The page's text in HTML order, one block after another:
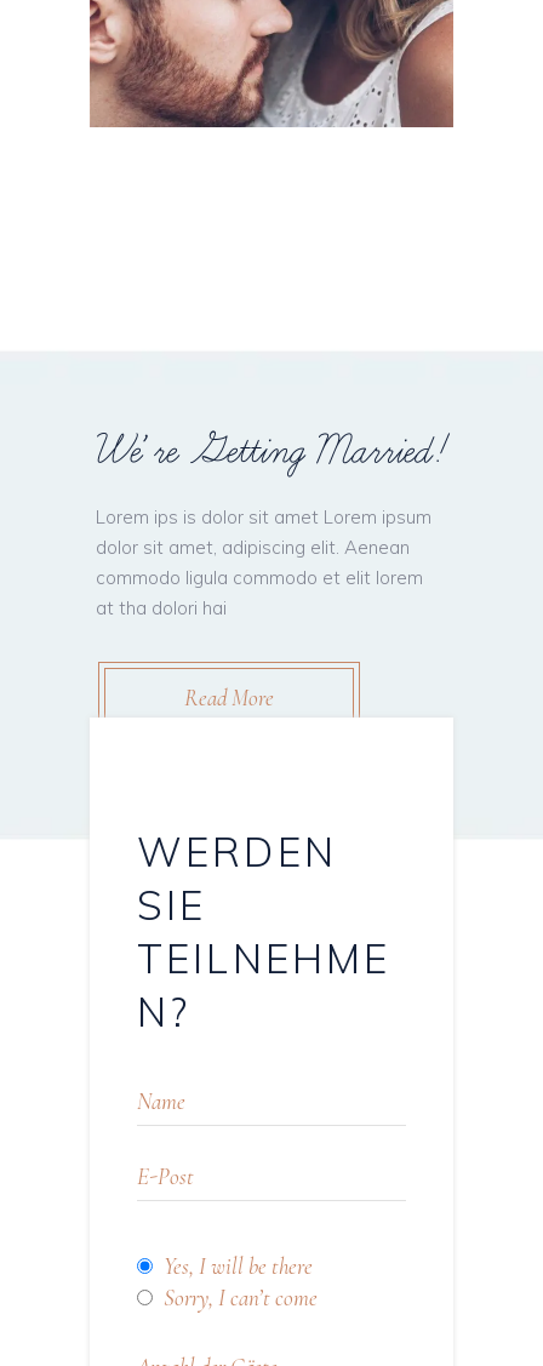
We’re Getting Married!
Lorem ips is dolor sit amet Lorem ipsum
dolor sit amet, adipiscing elit. Aenean
commodo ligula commodo et elit lorem
at tha dolori hai
Read More
WERDEN
SIE
TEILNEHME
N?
Yes, I will be there
Sorry, I can’t come